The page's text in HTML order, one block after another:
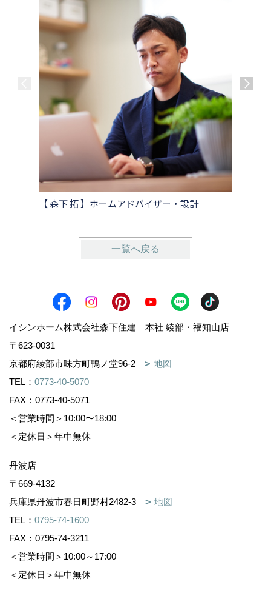
【 森下 拓 】ホームアドバイザー・設計
一覧へ戻る
イシンホーム株式会社森下住建 本社 綾部・福知山店
〒623-0031
京都府綾部市味方町鴨ノ堂96-2
地図
TEL： 0773-40-5070
FAX：0773-40-5071
＜営業時間＞10:00〜18:00
＜定休日＞年中無休
丹波店
〒669-4132
兵庫県丹波市春日町野村2482-3
地図
TEL： 0795-74-1600
FAX：0795-74-3211
＜営業時間＞10:00～17:00
＜定休日＞年中無休